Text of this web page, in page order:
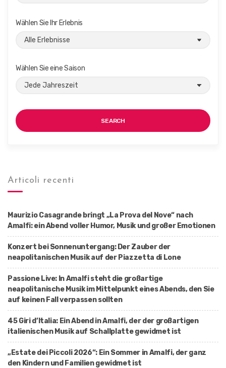
Wählen Sie Ihr Erlebnis
Wählen Sie eine Saison
SEARCH
Articoli recenti
Maurizio Casagrande bringt „La Prova del Nove“ nach
Amalfi: ein Abend voller Humor, Musik und großer Emotionen
Konzert bei Sonnenuntergang: Der Zauber der
neapolitanischen Musik auf der Piazzetta di Lone
Passione Live: In Amalfi steht die großartige
neapolitanische Musik im Mittelpunkt eines Abends, den Sie
auf keinen Fall verpassen sollten
45 Giri d’Italia: Ein Abend in Amalfi, der der großartigen
italienischen Musik auf Schallplatte gewidmet ist
„Estate dei Piccoli 2026“: Ein Sommer in Amalfi, der ganz
den Kindern und Familien gewidmet ist